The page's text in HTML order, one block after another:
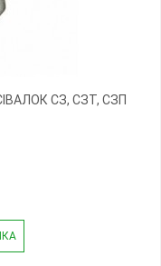
СЗ, СЗТ, СЗП